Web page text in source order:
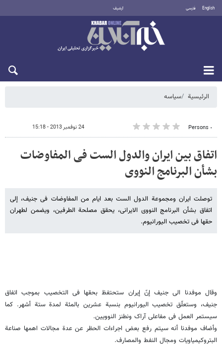
English فارسی أرشيف
الرئيسية سیاسه
٠ Persons 24 نوفمبر 2013 - 15:18
اتفاق بین ایران والدول الست فی المفاوضات
بشأن البرنامج النووی
توصلت ایران ومجموعة الدول الست بعد ایام من المفاوضات فی جنیف، إلى
اتفاق بشأن البرنامج النووی الایرانی، یحقق مصلحة الطرفین، ویضمن لطهران
حقها فی تخصیب الیورانیوم.
وقال موفدنا الى جنیف إنّ إیران ستحتفظ بحقها فی التخصیب بموجب اتفاق
جنیف، وستعلّق تخصیب الیورانیوم بنسبة عشرین بالمئة لمدة ستة أشهر. کما
سیستمر العمل فی مفاعلی آراک ونطنز النوویین.
وأضاف موفدنا أنه سیتم رفع بعض اجراءات الحظر عن عدة مجالات اهمها صناعة
البتروکیمیاویات ومجال النفط والمصارف.